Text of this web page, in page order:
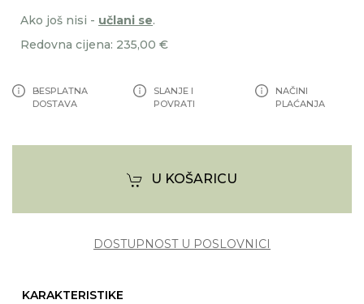
Ako još nisi - učlani se.
Redovna cijena: 235,00 €
BESPLATNA
DOSTAVA
SLANJE I
POVRATI
NAČINI
PLAĆANJA
U KOŠARICU
DOSTUPNOST U POSLOVNICI
KARAKTERISTIKE